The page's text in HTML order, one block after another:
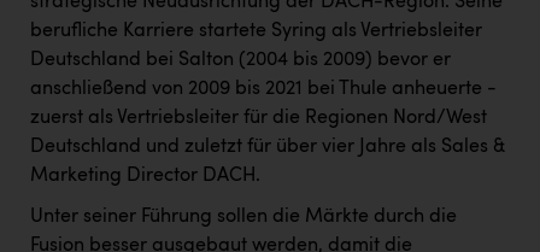
kunden basics
kontakt
berufliche Karriere startete Syring als Vertriebsleiter
Deutschland bei Salton (2004 bis 2009) bevor er
anschließend von 2009 bis 2021 bei Thule anheuerte -
zuerst als Vertriebsleiter für die Regionen Nord/West
Deutschland und zuletzt für über vier Jahre als Sales &
Marketing Director DACH.
Unter seiner Führung sollen die Märkte durch die
Fusion besser ausgebaut werden, damit die